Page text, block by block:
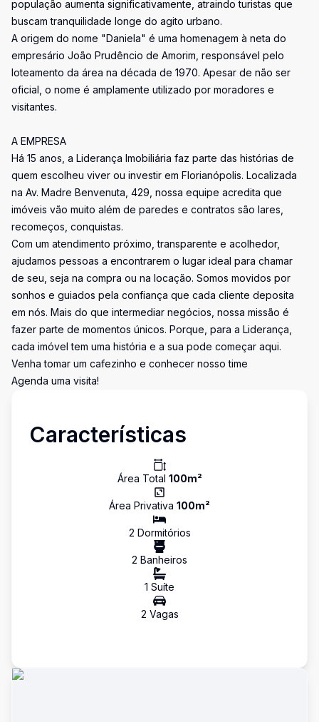
população aumenta significativamente, atraindo turistas que
buscam tranquilidade longe do agito urbano.
A origem do nome "Daniela" é uma homenagem à neta do
empresário João Prudêncio de Amorim, responsável pelo
loteamento da área na década de 1970. Apesar de não ser
oficial, o nome é amplamente utilizado por moradores e
visitantes.
A EMPRESA
Há 15 anos, a Liderança Imobiliária faz parte das histórias de
quem escolheu viver ou investir em Florianópolis. Localizada
na Av. Madre Benvenuta, 429, nossa equipe acredita que
imóveis vão muito além de paredes e contratos são lares,
recomeços, conquistas.
Com um atendimento próximo, transparente e acolhedor,
ajudamos pessoas a encontrarem o lugar ideal para chamar
de seu, seja na compra ou na locação. Somos movidos por
sonhos e guiados pela confiança que cada cliente deposita
em nós. Mais do que intermediar negócios, nossa missão é
fazer parte de momentos únicos. Porque, para a Liderança,
cada imóvel tem uma história e a sua pode começar aqui.
Venha tomar um cafezinho e conhecer nosso time
Agenda uma visita!
Características
Área Total 100m²
Área Privativa 100m²
2 Dormitórios
2 Banheiros
1 Suíte
2 Vagas